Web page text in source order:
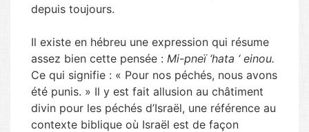
depuis toujours.
Il existe en hébreu une expression qui résume
assez bien cette pensée : Mi-pneï ‘hata ‘ einou.
Ce qui signifie : « Pour nos péchés, nous avons
été punis. » Il y est fait allusion au châtiment
divin pour les péchés d’Israël, une référence au
contexte biblique où Israël est de façon